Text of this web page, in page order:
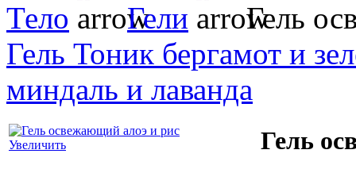
Тело
Гели
Гель
Гель Тоник бергамот и
миндаль и лаванда
Увеличить Гель